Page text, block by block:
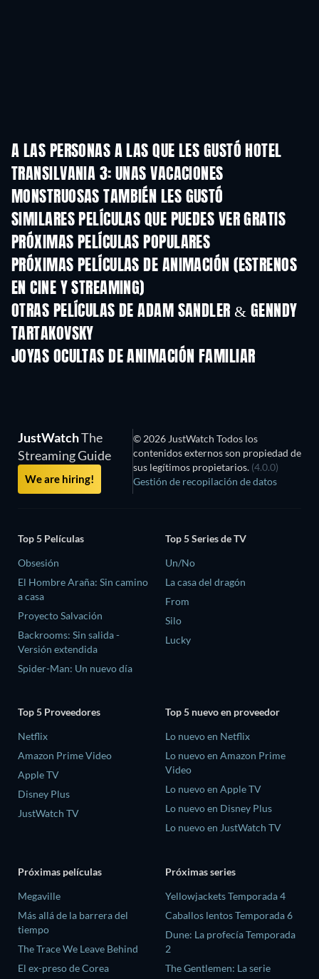
A LAS PERSONAS A LAS QUE LES GUSTÓ HOTEL
TRANSILVANIA 3: UNAS VACACIONES
MONSTRUOSAS TAMBIÉN LES GUSTÓ
SIMILARES PELÍCULAS QUE PUEDES VER GRATIS
PRÓXIMAS PELÍCULAS POPULARES
PRÓXIMAS PELÍCULAS DE ANIMACIÓN (ESTRENOS
EN CINE Y STREAMING)
LEGO Disney Princess:
Magical Mayhem
OTRAS PELÍCULAS DE ADAM SANDLER & GENNDY
TARTAKOVSKY
JOYAS OCULTAS DE ANIMACIÓN FAMILIAR
JustWatchThe
Streaming Guide
We are hiring!
© 2026 JustWatch Todos los
contenidos externos son propiedad de
sus legítimos propietarios. (4.0.0)
Gestión de recopilación de datos
Top 5 Películas
Obsesión
El Hombre Araña: Sin camino
a casa
Proyecto Salvación
Backrooms: Sin salida -
Versión extendida
Spider-Man: Un nuevo día
Top 5 Series de TV
Un/No
La casa del dragón
From
Silo
Lucky
Top 5 Proveedores
Netflix
Amazon Prime Video
Apple TV
Disney Plus
JustWatch TV
Top 5 nuevo en proveedor
Lo nuevo en Netflix
Lo nuevo en Amazon Prime
Video
Lo nuevo en Apple TV
Lo nuevo en Disney Plus
Lo nuevo en JustWatch TV
Próximas películas
Megaville
Más allá de la barrera del
tiempo
The Trace We Leave Behind
El ex-preso de Corea
Próximas series
Yellowjackets Temporada 4
Caballos lentos Temporada 6
Dune: La profecía Temporada
2
The Gentlemen: La serie